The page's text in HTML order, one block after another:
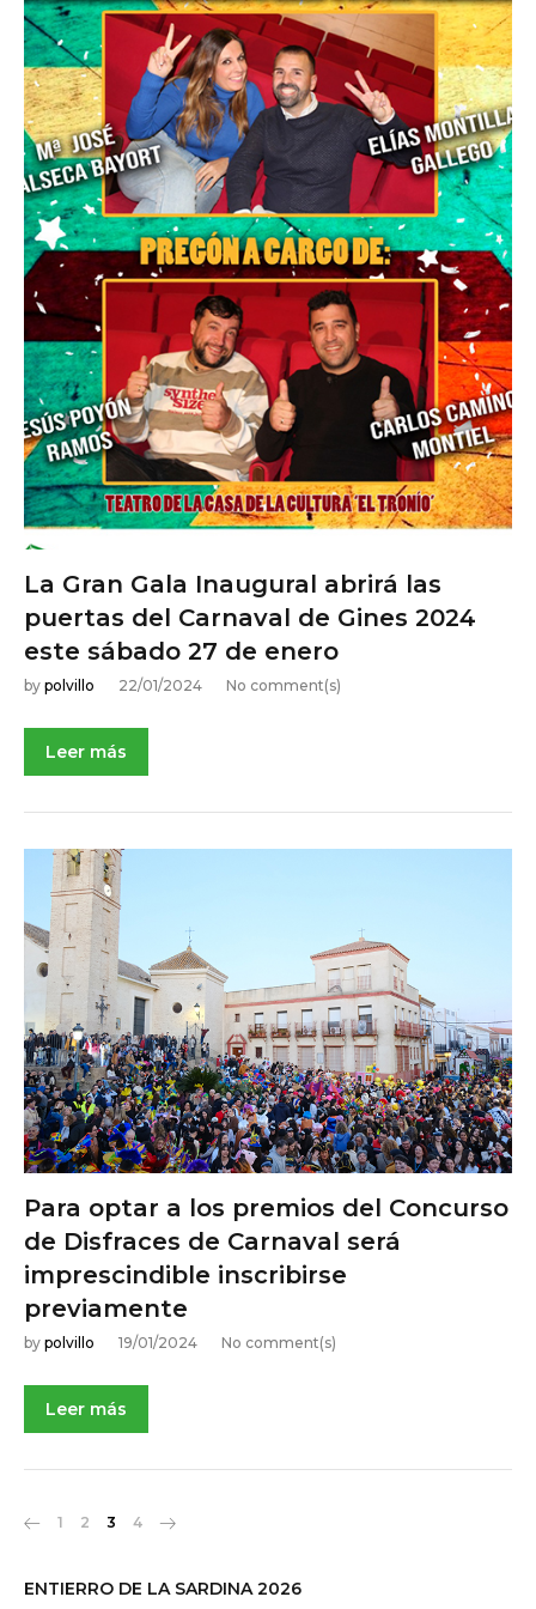
La Gran Gala Inaugural abrirá las
puertas del Carnaval de Gines 2024
este sábado 27 de enero
22/01/2024
by polvillo No comment(s)
Leer más
NOTICIAS DE ACTUALIDAD
Para optar a los premios del Concurso
de Disfraces de Carnaval será
imprescindible inscribirse
previamente
19/01/2024
by polvillo No comment(s)
Leer más
N
a
g
1 2 3 4
ENTIERRO DE LA SARDINA 2026